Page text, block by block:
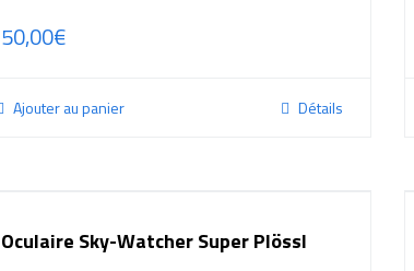
50,00€
Ajouter au panier Détails
Oculaire Sky-Watcher Super Plössl